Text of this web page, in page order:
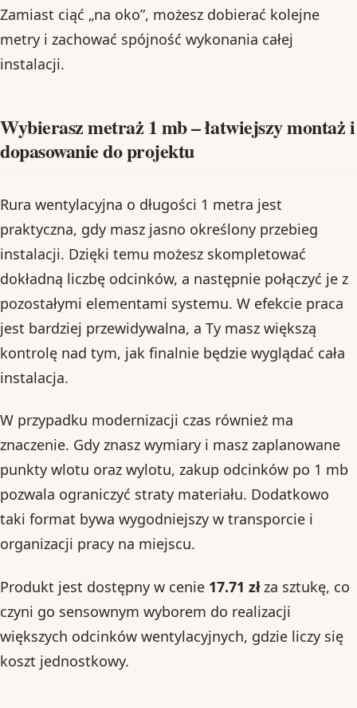
Zamiast ciąć „na oko”, możesz dobierać kolejne
metry i zachować spójność wykonania całej
instalacji.
Wybierasz metraż 1 mb – łatwiejszy montaż i
dopasowanie do projektu
Rura wentylacyjna o długości 1 metra jest
praktyczna, gdy masz jasno określony przebieg
instalacji. Dzięki temu możesz skompletować
dokładną liczbę odcinków, a następnie połączyć je z
pozostałymi elementami systemu. W efekcie praca
jest bardziej przewidywalna, a Ty masz większą
kontrolę nad tym, jak finalnie będzie wyglądać cała
instalacja.
W przypadku modernizacji czas również ma
znaczenie. Gdy znasz wymiary i masz zaplanowane
punkty wlotu oraz wylotu, zakup odcinków po 1 mb
pozwala ograniczyć straty materiału. Dodatkowo
taki format bywa wygodniejszy w transporcie i
organizacji pracy na miejscu.
Produkt jest dostępny w cenie 17.71 złza sztukę, co
czyni go sensownym wyborem do realizacji
większych odcinków wentylacyjnych, gdzie liczy się
koszt jednostkowy.